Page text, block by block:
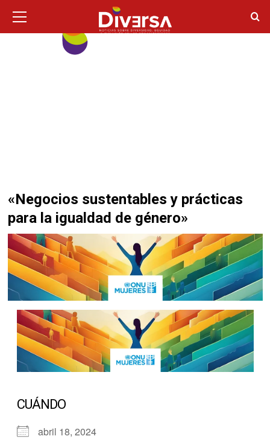
contenido
principal
«Negocios sustentables y prácticas
para la igualdad de género»
CUÁNDO
abril 18, 2024